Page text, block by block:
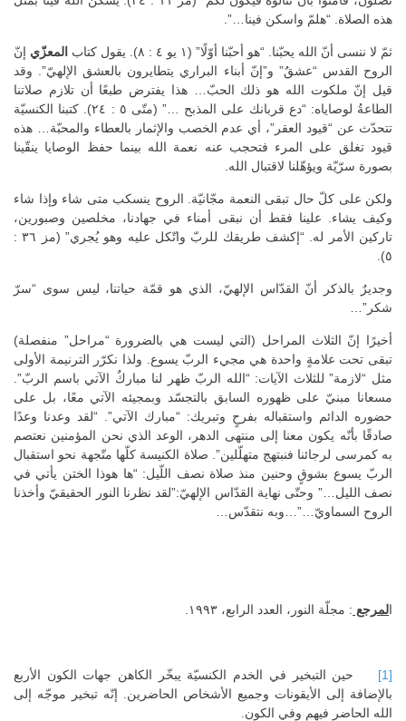
هذه الصلاة. “هلمّ واسكن فينا…”.
ثمّ لا ننسى أنّ الله يحبّنا. “هو أحبّنا أوّلًا” (١ يو ٤ : ٨). يقول كتاب المعزّي إنّ
الروح القدس “عشقٌ” و”إنّ أبناء البراري يتطايرون بالعشق الإلهيّ”. وقد
قيل إنّ ملكوت الله هو ذلك الحبّ… هذا يفترض طبعًا أن تلازم صلاتنا
الطاعةُ لوصاياه: “دع قربانك على المذبح …” (متّى ٥ : ٢٤). كتبنا الكنسيّة
تتحدّث عن “قيود العقر”، أي عدم الخصب والإثمار بالعطاء والمحبّة… هذه
قيود تغلق على المرء فتحجب عنه نعمة الله بينما حفظ الوصايا ينقّينا
بصورة سرّيّة ويؤهّلنا لاقتبال الله.
ولكن على كلّ حال تبقى النعمة مجّانيّة. الروح ينسكب متى شاء وإذا شاء
وكيف يشاء. علينا فقط أن نبقى أمناء في جهادنا، مخلصين وصبورين،
تاركين الأمر له. “إكشف طريقك للربّ واتّكل عليه وهو يُجري” (مز ٣٦ :
٥).
وجديرٌ بالذكر أنّ القدّاس الإلهيّ، الذي هو قمّة حياتنا، ليس سوى “سرّ
شكر”…
أخيرًا إنّ الثلاث المراحل (التي ليست هي بالضرورة “مراحل” منفصلة)
تبقى تحت علامةٍ واحدة هي مجيء الربّ يسوع. ولذا نكرّر الترنيمة الأولى
مثل “لازمة” للثلاث الآيات: “الله الربّ ظهر لنا مباركٌ الآتي باسم الربّ”.
مسعانا مبنيّ على ظهوره السابق بالتجسّد وبمجيئه الآتي معًا، بل على
حضوره الدائم واستقباله بفرحٍ وتبريك: “مبارك الآتي”. “لقد وعدنا وعدًا
صادقًا بأنّه يكون معنا إلى منتهى الدهر، الوعد الذي نحن المؤمنين نعتصم
به كمرسى لرجائنا فنبتهج متهلّلين”. صلاة الكنيسة كلّها متّجهة نحو استقبال
الربّ يسوع بشوقٍ وحنين منذ صلاة نصف اللّيل: “ها هوذا الختن يأتي في
نصف الليل…” وحتّى نهاية القدّاس الإلهيّ:”لقد نظرنا النور الحقيقيّ وأخذنا
الروح السماويّ…”…وبه نتقدّس…
المرجع : مجلّة النور، العدد الرابع، ١٩٩٣.
[1]
حين التبخير في الخدم الكنسيّة يبخّر الكاهن جهات الكون الأربع
بالإضافة إلى الأيقونات وجميع الأشخاص الحاضرين. إنّه تبخير موجّه إلى
الله الحاضر فيهم وفي الكون.